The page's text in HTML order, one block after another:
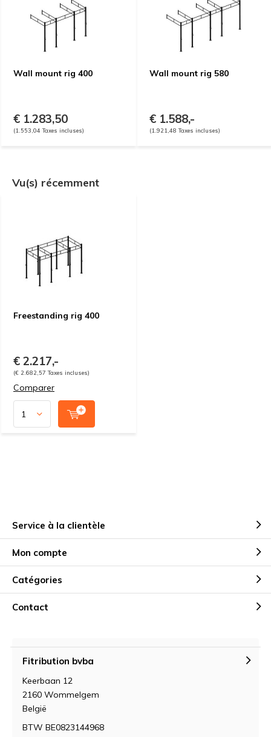
Wall mount rig 400
€ 1.283,50
(1.553,04 Taxes incluses)
Wall mount rig 580
€ 1.588,-
(1.921,48 Taxes incluses)
Vu(s) récemment
Freestanding rig 400
€ 2.217,-
(€ 2.682,57 Taxes incluses)
Comparer
Service à la clientèle
Mon compte
Catégories
Contact
Fitribution bvba
Keerbaan 12
2160 Wommelgem
België
BTW BE0823144968